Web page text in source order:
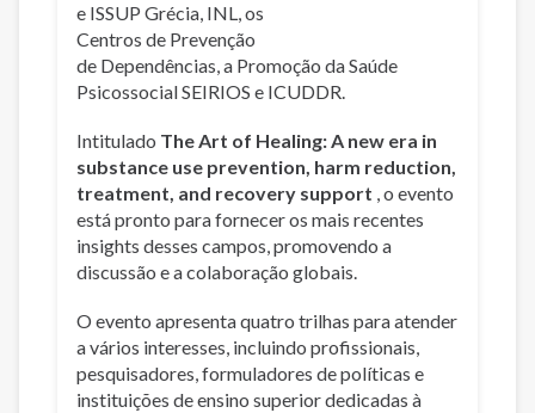
e ISSUP Grécia, INL, os
Centros de Prevenção
de Dependências, a Promoção da Saúde
Psicossocial SEIRIOS e ICUDDR.
Intitulado The Art of Healing: A new era in
substance use prevention, harm reduction,
treatment, and recovery support , o evento
está pronto para fornecer os mais recentes
insights desses campos, promovendo a
discussão e a colaboração globais.
O evento apresenta quatro trilhas para atender
a vários interesses, incluindo profissionais,
pesquisadores, formuladores de políticas e
instituições de ensino superior dedicadas à